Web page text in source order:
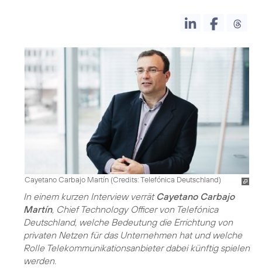
Cayetano Carbajo Martín (Credits: Telefónica Deutschland)
In einem kurzen Interview verrät Cayetano Carbajo
Martín, Chief Technology Officer von Telefónica
Deutschland, welche Bedeutung die Errichtung von
privaten Netzen für das Unternehmen hat und welche
Rolle Telekommunikationsanbieter dabei künftig spielen
werden.